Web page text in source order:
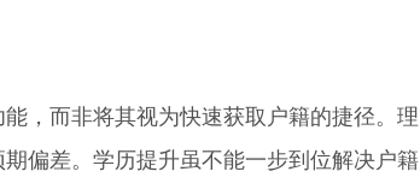
，而非将其视为快速获取户籍的捷径。理
偏差。学历提升虽不能一步到位解决户籍